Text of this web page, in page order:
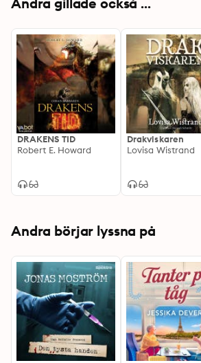
DRAKENS TID
Robert E. Howard
Drakviskaren
Lovisa Wistrand
Andra börjar lyssna på